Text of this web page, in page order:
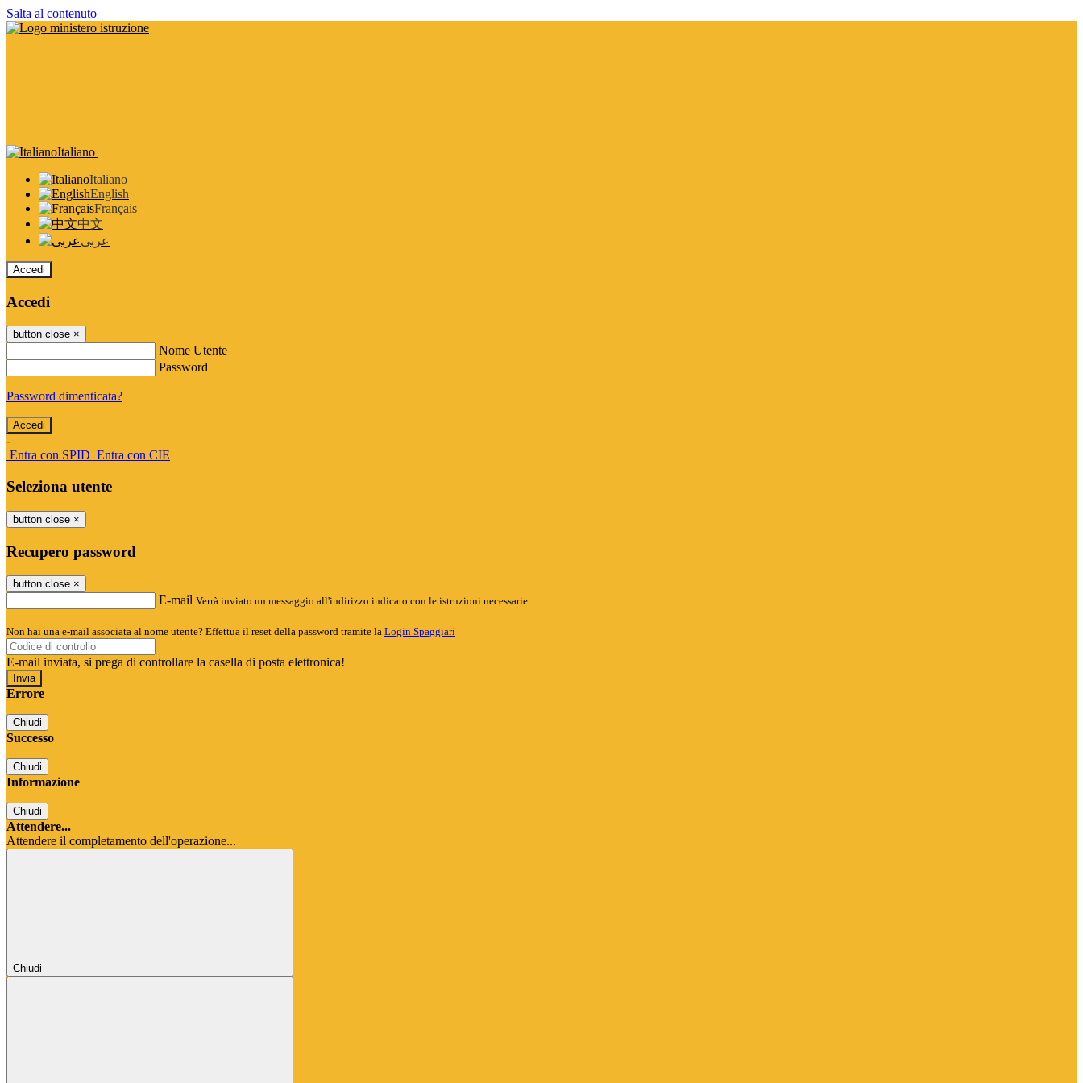
Salta al contenuto
Italiano
Italiano
English
Français
中文
عربى
Accedi
Accedi
button close ×
Nome Utente
Password
Password dimenticata?
-
Entra con SPID Entra con CIE
Seleziona utente
button close ×
Recupero password
button close ×
E-mail Verrà inviato un messaggio all'indirizzo indicato con le istruzioni necessarie.
Non hai una e-mail associata al nome utente? Effettua il reset della password tramite la Login Spaggiari
E-mail inviata, si prega di controllare la casella di posta elettronica!
Errore
Chiudi
Successo
Chiudi
Informazione
Chiudi
Attendere...
Attendere il completamento dell'operazione...
Chiudi